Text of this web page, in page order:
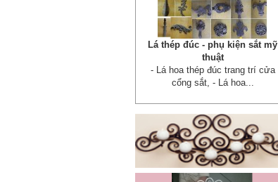
Lá thép đúc - phụ kiện sắt mỹ
thuật
- Lá hoa thép đúc trang trí cửa
cổng sắt, - Lá hoa...